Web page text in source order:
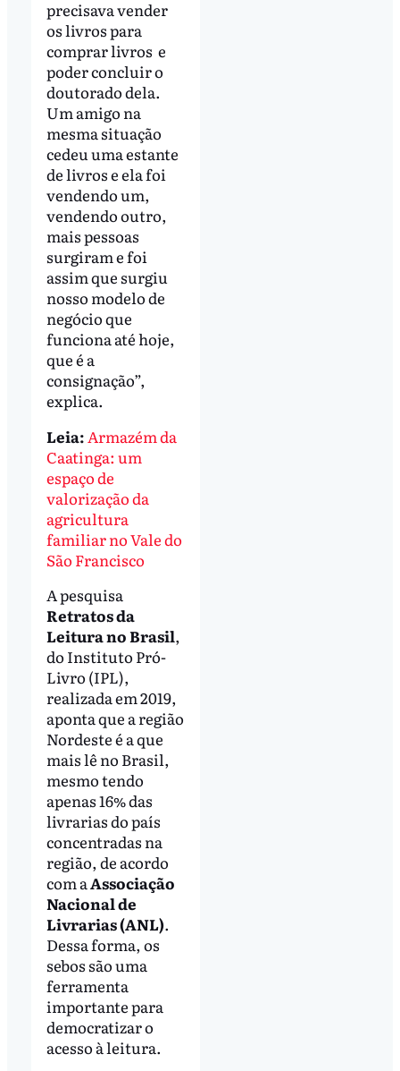
precisava vender
os livros para
comprar livros e
poder concluir o
doutorado dela.
Um amigo na
mesma situação
cedeu uma estante
de livros e ela foi
vendendo um,
vendendo outro,
mais pessoas
surgiram e foi
assim que surgiu
nosso modelo de
negócio que
funciona até hoje,
que é a
consignação”,
explica.
Leia: Armazém da
Caatinga: um
espaço de
valorização da
agricultura
familiar no Vale do
São Francisco
A pesquisa
Retratos da
Leitura no Brasil,
do Instituto Pró-
Livro (IPL),
realizada em 2019,
aponta que a região
Nordeste é a que
mais lê no Brasil,
mesmo tendo
apenas 16% das
livrarias do país
concentradas na
região, de acordo
com aAssociação
Nacional de
Livrarias (ANL).
Dessa forma, os
sebos são uma
ferramenta
importante para
democratizar o
acesso à leitura.